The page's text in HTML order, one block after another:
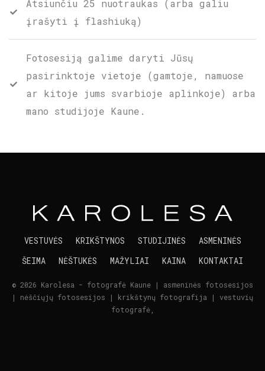
Atsiunčiu 25 nuotraukas (arba galiu
įrašyti į flashiuką)
Fotosesiją galime daryti Jūsų
pasirinktoje vietoje (gamtoje, namuose
ar kitoje jums svarbioje aplinkoje) arba
mano studijoje Kaune.
VESTUVĖS KRIKŠTYNOS STUDIJINĖS
ASMENINĖS
ŠEIMA
NĖŠTUKĖS MAŽYLIAI KAINA KONTAKTAI
© 2026 Karolesa - fotografė Kaune | asmeninės fotosesijos
| nėščiųjų fotosesijos | krikštynų fotografija | vestuvių
fotografė,